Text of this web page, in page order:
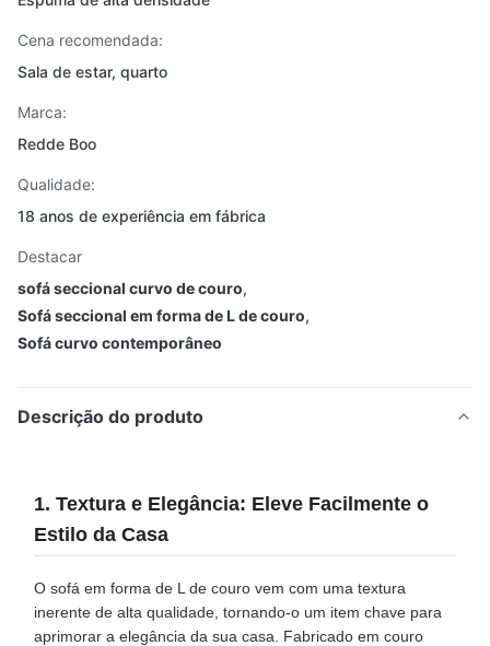
Cena recomendada:
Sala de estar, quarto
Marca:
Redde Boo
Qualidade:
18 anos de experiência em fábrica
Destacar
sofá seccional curvo de couro,
Sofá seccional em forma de L de couro,
Sofá curvo contemporâneo
Descrição do produto
1. Textura e Elegância: Eleve Facilmente o
Estilo da Casa
O sofá em forma de L de couro vem com uma textura
inerente de alta qualidade, tornando-o um item chave para
aprimorar a elegância da sua casa. Fabricado em couro